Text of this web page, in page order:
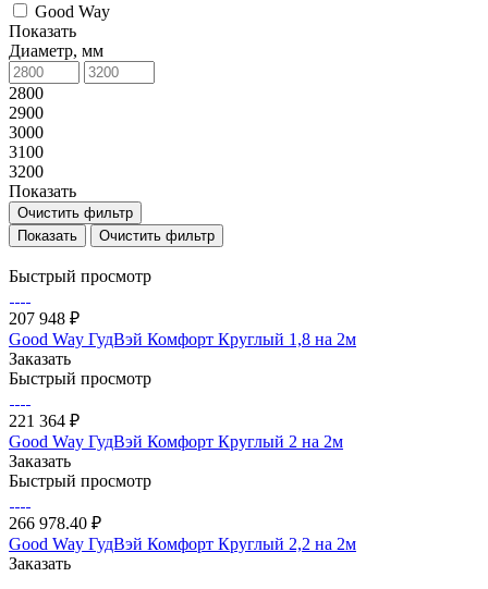
Good Way
Показать
Диаметр, мм
2800
2900
3000
3100
3200
Показать
Очистить фильтр
Очистить фильтр
Быстрый просмотр
207 948 ₽
Good Way ГудВэй Комфорт Круглый 1,8 на 2м
Заказать
Быстрый просмотр
221 364 ₽
Good Way ГудВэй Комфорт Круглый 2 на 2м
Заказать
Быстрый просмотр
266 978.40 ₽
Good Way ГудВэй Комфорт Круглый 2,2 на 2м
Заказать